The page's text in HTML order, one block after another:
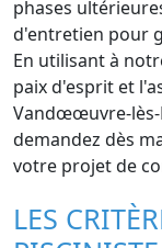
phases
d'entretien pour
En utilisant à
paix d'esprit et
Vandœœuvre-lès-
demandez dès
votre projet de
LES